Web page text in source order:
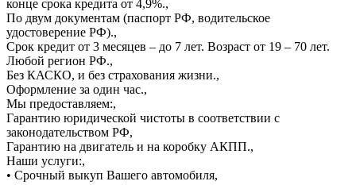
конце срока кредита от 4,9%.,
По двум документам (паспорт РФ, водительское
удостоверение РФ).,
Срок кредит от 3 месяцев – до 7 лет. Возраст от 19 – 70 лет.
Любой регион РФ.,
Без КАСКО, и без страхования жизни.,
Оформление за один час.,
Мы предоставляем:,
Гарантию юридической чистоты в соответствии с
законодательством РФ,
Гарантию на двигатель и на коробку АКПП.,
Наши услуги:,
• Срочный выкуп Вашего автомобиля,